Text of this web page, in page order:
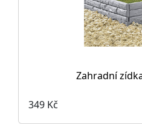
Zahradní
349 Kč